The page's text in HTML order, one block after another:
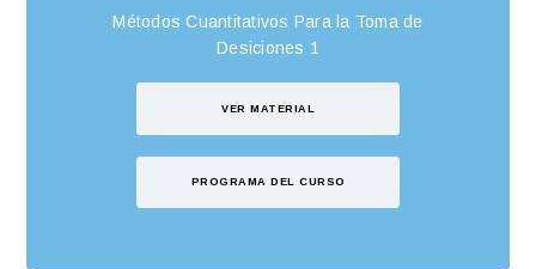
Métodos Cuantitativos Para la Toma de
Desiciones 1
VER MATERIAL
PROGRAMA DEL CURSO